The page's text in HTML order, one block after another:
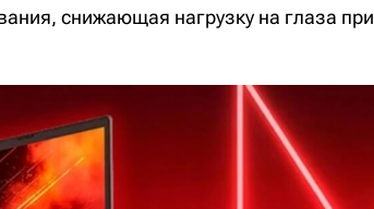
снижающая нагрузку на глаза при